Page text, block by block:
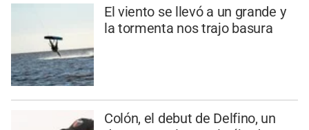
El viento se llevó a un grande y
la tormenta nos trajo basura
Colón, el debut de Delfino, un